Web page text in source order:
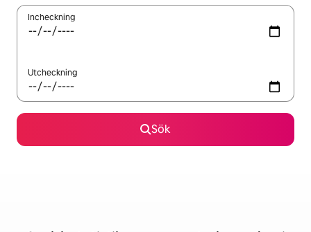
Incheckning
Utcheckning
Sök